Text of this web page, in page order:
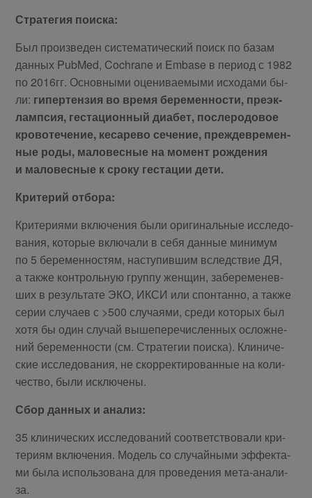
Стра­те­гия по­ис­ка:
Был про­из­ве­ден си­сте­ма­ти­че­ский по­иск по ба­зам
дан­ных PubMed, Cochrane и Embase в пе­ри­од с 1982
по 2016гг. Ос­нов­ны­ми оце­ни­ва­е­мы­ми ис­хо­да­ми бы­
ли: ги­пер­тен­зия во вре­мя бе­ре­мен­но­сти, пре­эк­
ламп­сия, ге­ста­ци­он­ный диа­бет, по­сле­ро­до­вое
кро­во­те­че­ние, ке­са­ре­во се­че­ние, преж­девре­мен­
ные ро­ды, ма­ло­вес­ные на мо­мент рож­де­ния
и ма­ло­вес­ные к сро­ку ге­ста­ции де­ти.
Кри­те­рий от­бо­ра:
Кри­те­ри­я­ми вклю­че­ния бы­ли ори­ги­наль­ные ис­сле­до­
ва­ния, ко­то­рые вклю­ча­ли в се­бя дан­ные ми­ни­мум
по 5 бе­ре­мен­но­стям, на­сту­пив­шим вслед­ствие ДЯ,
а так­же кон­троль­ную груп­пу жен­щин, за­бе­ре­ме­нев­
ших в ре­зуль­та­те ЭКО, ИКСИ или спон­тан­но, а так­же
се­рии слу­ча­ев с >500 слу­ча­я­ми, сре­ди ко­то­рых был
хо­тя бы один слу­чай вы­ше­пе­ре­чис­лен­ных ослож­не­
ний бе­ре­мен­но­сти (см. Стра­те­гии по­ис­ка). Кли­ни­че­
ские ис­сле­до­ва­ния, не скор­рек­ти­ро­ван­ные на ко­ли­
че­ство, бы­ли ис­клю­че­ны.
Сбор дан­ных и ана­лиз:
35 кли­ни­че­ских ис­сле­до­ва­ний со­от­вет­ство­ва­ли кри­
те­ри­ям вклю­че­ния. Мо­дель со слу­чай­ны­ми эф­фек­та­
ми бы­ла ис­поль­зо­ва­на для про­ве­де­ния ме­та-ана­ли­
за.